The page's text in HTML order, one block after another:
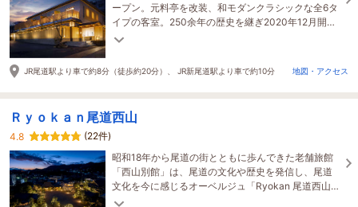
ープン。元料亭を改装、和モダンクラシックな全6タ
イプの客室。250余年の歴史を継ぎ2020年12月開
業。尾道瀬戸内の厳選食材で織りなす料亭小宿の創
JR尾道駅より車で約8分（徒歩約20分）、 JR新尾道駅より車で約10分 地図・アクセス
Ｒｙｏｋａｎ尾道西山
4.8
(22件)
昭和18年から尾道の街とともに歩んできた老舗旅館
「西山別館」は、尾道の文化や歴史を発信し、尾道
文化を今に感じるオーベルジュ「Ryokan 尾道西山」
へと生まれ変わりました。2023年4月リニューアル